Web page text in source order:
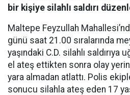
bir kişiye silahlı saldırı
Maltepe Feyzullah
günü saat 21.00 sıralarında
yaşındaki C.D. silahlı saldırıya
el ateş ettikten sonra olay
yara almadan atlattı. Polis
sonucu silahla ateş eden 17